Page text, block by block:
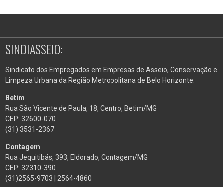
SINDIASSEIO:
Sindicato dos Empregados em Empresas de Asseio, Conservação e
Limpeza Urbana da Região Metropolitana de Belo Horizonte.
Betim
Rua São Vicente de Paula, 18, Centro, Betim/MG
CEP: 32600-070
(31) 3531-2367
Contagem
Rua Jequitibás, 393, Eldorado, Contagem/MG
CEP: 32310-390
(31)2565-9703 | 2564-4860